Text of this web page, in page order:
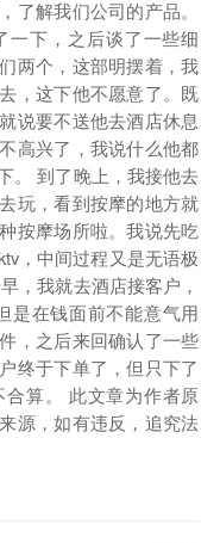
了解我们公司的产品。
一下，之后谈了一些细
两个，这部明摆着，我
，这下他不愿意了。既
说要不送他去酒店休息
高兴了，我说什么他都
。 到了晚上，我接他去
玩，看到按摩的地方就
按摩场所啦。我说先吃
，中间过程又是无语极
，我就去酒店接客户，
是在钱面前不能意气用
，之后来回确认了一些
终于下单了，但只下了
算。 此文章为作者原
源，如有违反，追究法